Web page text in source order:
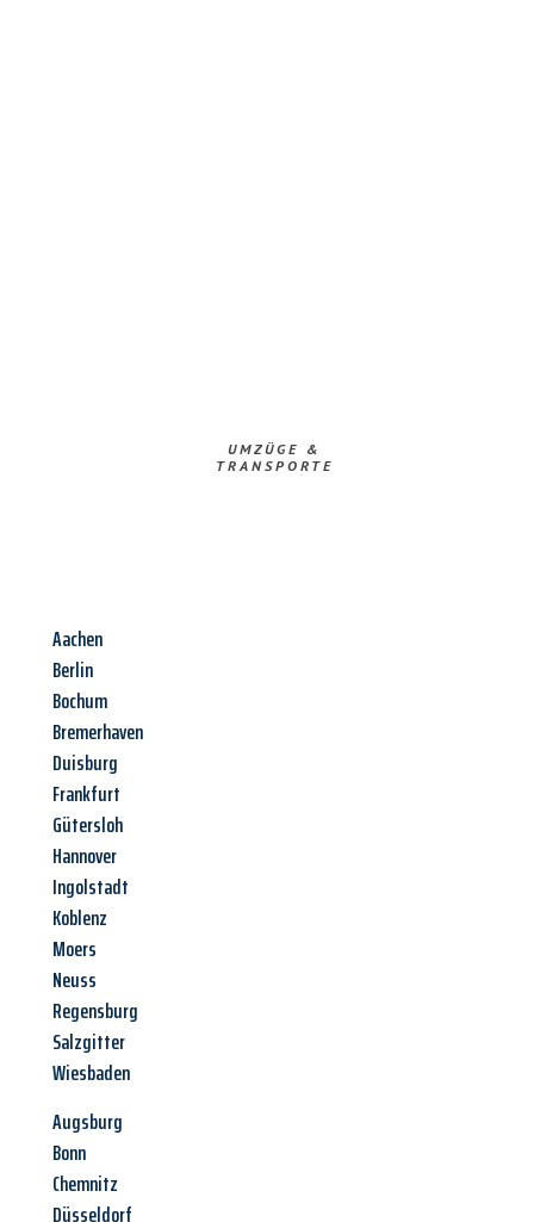
UMZÜGE &
TRANSPORTE
Aachen
Berlin
Bochum
Bremerhaven
Duisburg
Frankfurt
Gütersloh
Hannover
Ingolstadt
Koblenz
Moers
Neuss
Regensburg
Salzgitter
Wiesbaden
Augsburg
Bonn
Chemnitz
Düsseldorf